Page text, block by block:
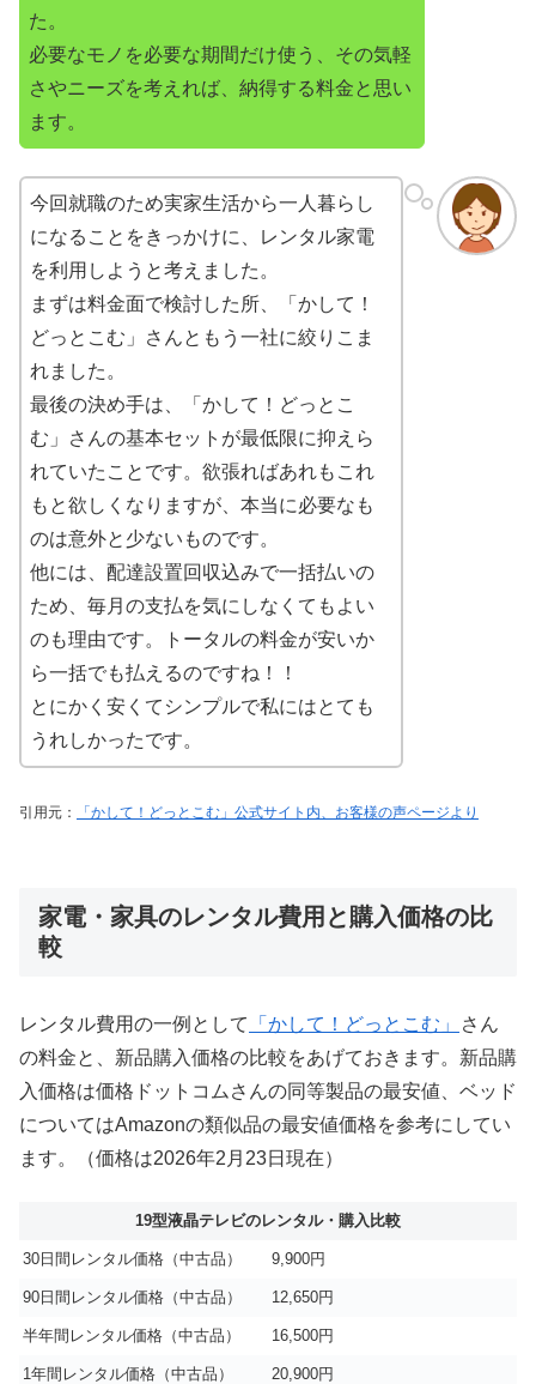
た。
必要なモノを必要な期間だけ使う、その気軽
さやニーズを考えれば、納得する料金と思い
ます。
今回就職のため実家生活から一人暮らし
になることをきっかけに、レンタル家電
を利用しようと考えました。
まずは料金面で検討した所、「かして！
どっとこむ」さんともう一社に絞りこま
れました。
最後の決め手は、「かして！どっとこ
む」さんの基本セットが最低限に抑えら
れていたことです。欲張ればあれもこれ
もと欲しくなりますが、本当に必要なも
のは意外と少ないものです。
他には、配達設置回収込みで一括払いの
ため、毎月の支払を気にしなくてもよい
のも理由です。トータルの料金が安いか
ら一括でも払えるのですね！！
とにかく安くてシンプルで私にはとても
うれしかったです。
引用元： 「かして！どっとこむ」公式サイト内、お客様の声ページより
家電・家具のレンタル費用と購入価格の比
較
レンタル費用の一例として 「かして！どっとこむ」
さん
の料金と、新品購入価格の比較をあげておきます。新品購
入価格は価格ドットコムさんの同等製品の最安値、ベッド
についてはAmazonの類似品の最安値価格を参考にしてい
ます。（価格は2026年2月23日現在）
19型液晶テレビのレンタル・購入比較
30日間レンタル価格（中古品） 9,900円
90日間レンタル価格（中古品） 12,650円
半年間レンタル価格（中古品） 16,500円
1年間レンタル価格（中古品） 20,900円